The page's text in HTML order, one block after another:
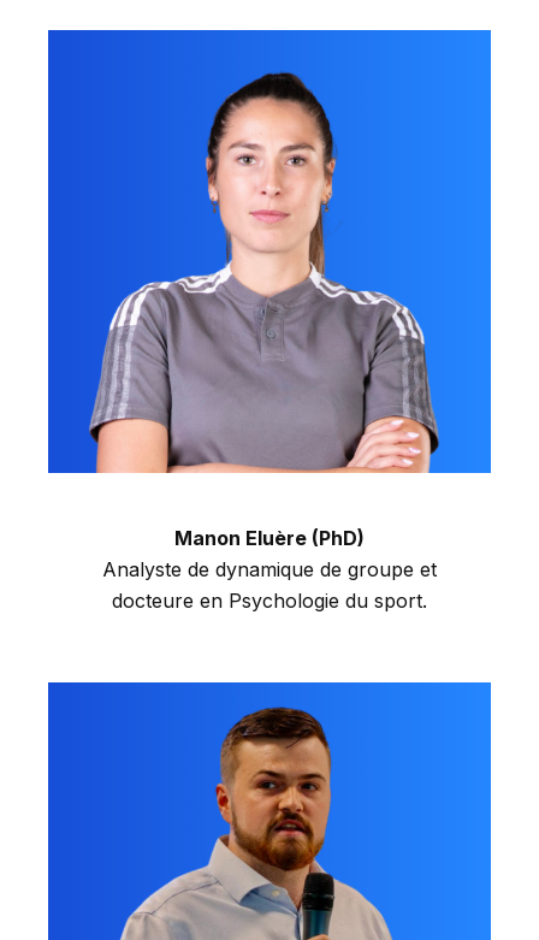
Manon Eluère (PhD)
Analyste de dynamique de groupe et
docteure en Psychologie du sport.